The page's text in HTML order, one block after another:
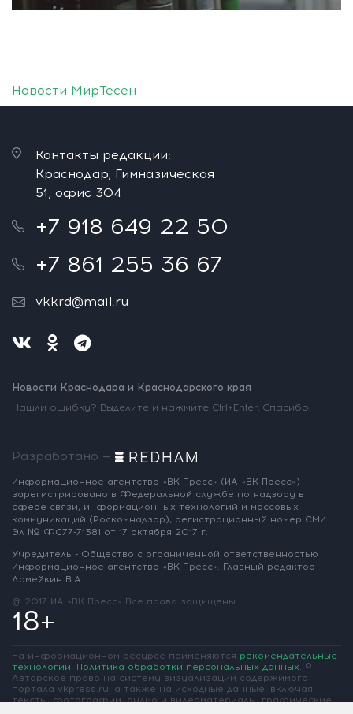
Новости МирТесен
Контакты редакции:
Краснодар, Гимназическая
51, офис 304
+7 918 649 22 50
+7 861 255 36 67
vkkrd@mail.ru
Новости Краснодара и Краснодарского края
Нашли ошибку? Выделите и нажмите Ctrl+Enter. Спасибо!
Разработано —
Информационное агентство «ВК Пресс» (ИА «ВК Пресс»)
зарегистрировано в Федеральной службе по надзору в
сфере связи, информационных технологий и массовых
коммуникаций (Роскомнадзор), регистрационный номер СМИ:
Эл № ФС77-71381 от 17 октября 2017 г.
Учредитель - Общество с ограниченной ответственностью
Информационное агентство «ВК Пресс». Главный редактор —
Ламейкин В.А.
@ 2017 ИА «ВК Пресс» Все права защищены
18+
На информационном ресурсе применяются рекомендательные
технологии. Политика обработки персональных данных. ©
Авторское право на систему визуализации содержимого
портала vkpress.ru, а также на исходные данные, включая
тексты, фотографии, аудио и видеоматериалы, графические